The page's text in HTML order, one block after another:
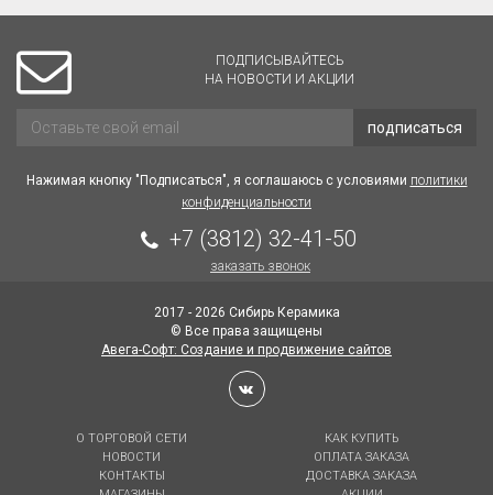
ПОДПИСЫВАЙТЕСЬ
НА НОВОСТИ И АКЦИИ
подписаться
Нажимая кнопку "Подписаться", я соглашаюсь с условиями политики
конфиденциальности
+7 (3812) 32-41-50
заказать звонок
2017 - 2026 Сибирь Керамика
© Все права защищены
Авега-Софт: Создание и продвижение сайтов
О ТОРГОВОЙ СЕТИ
НОВОСТИ
КОНТАКТЫ
КАК КУПИТЬ
ОПЛАТА ЗАКАЗА
ДОСТАВКА ЗАКАЗА